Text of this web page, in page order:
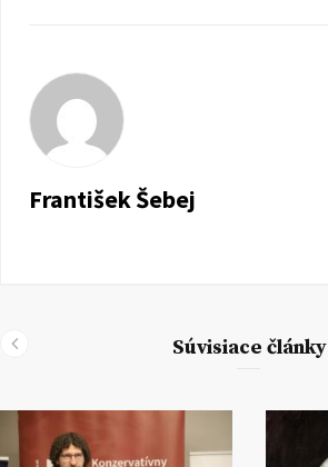
František Šebej
Súvisiace články